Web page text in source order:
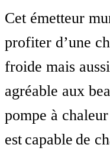
Cet émetteur
profiter d’une
froide mais
agréable aux
pompe à
est capable de